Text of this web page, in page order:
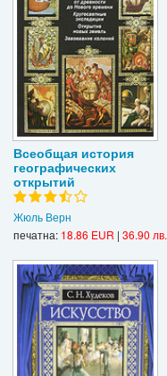
Всеобщая история
географических
открытий
Жюль Верн
печатна: 18.86 EUR | 36.90 лв.